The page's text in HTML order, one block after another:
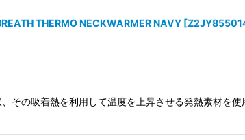
THERMO NECKWARMER NAVY [
の吸着熱を利用して温度を上昇させる発熱素材を